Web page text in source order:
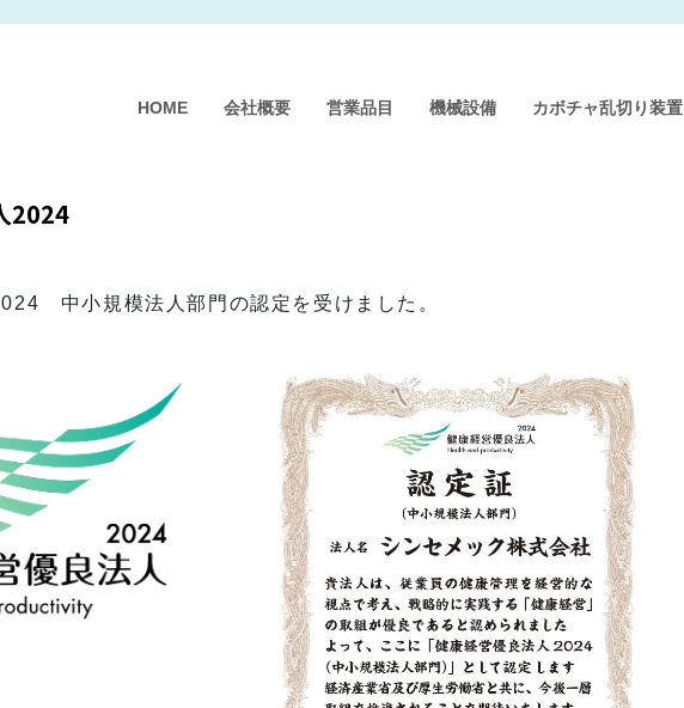
HOME 会社概要 営業品目 機械設備 カボチャ乱切り装置
2024
中小規模法人部門の認定を受けました。